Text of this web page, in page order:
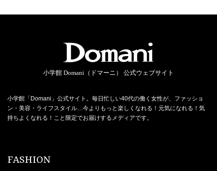
小学館 Domani（ドマーニ） 公式ウェブサイト
小学館「Domani」公式サイト。毎日忙しい40代の働く女性が、ファッショ
ン・美容・ライフスタイル…今よりもっと楽しくなれる！元気になれる！気
持ちよくなれる！こと限定でお届けするメディアです。
FASHION